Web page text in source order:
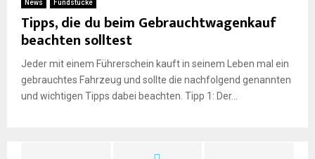
N
U
News Fundstücke
Tipps, die du beim Gebrauchtwagenkauf
beachten solltest
Jeder mit einem Führerschein kauft in seinem Leben mal ein
gebrauchtes Fahrzeug und sollte die nachfolgend genannten
und wichtigen Tipps dabei beachten. Tipp 1: Der...